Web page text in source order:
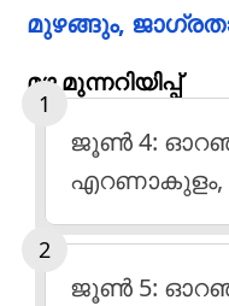
മുഴങ്ങും,
മഴ മുന്നറിയിപ്പ്
ജൂൺ 4: ഓറഞ്ച്
എറണാകുളം,
ജൂൺ 5: ഓറഞ്ച്